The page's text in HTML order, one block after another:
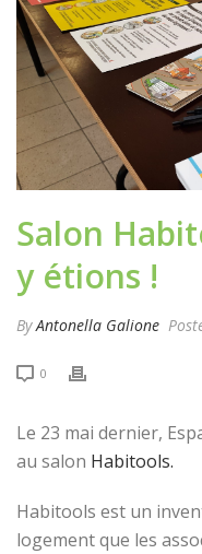
Salon
y étions !
ByAntonella Galione
0
Le 23 mai dernier,
au salon Habitools.
Habitools est un
logement que les